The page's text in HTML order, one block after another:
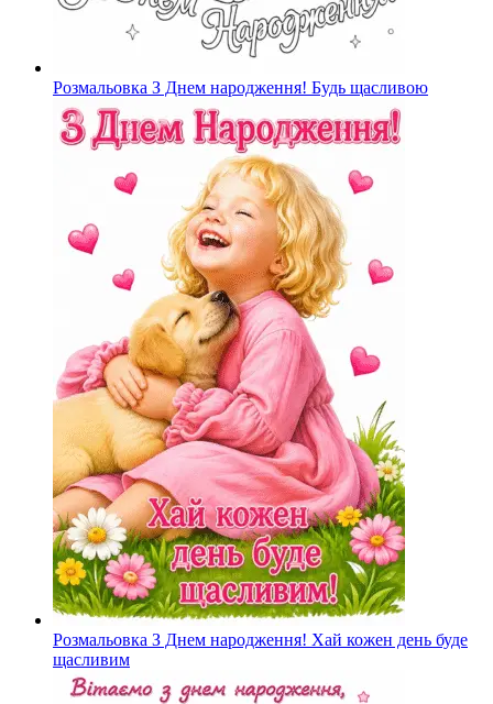
Розмальовка З Днем народження! Будь щасливою
Розмальовка З Днем народження! Хай кожен день буде
щасливим